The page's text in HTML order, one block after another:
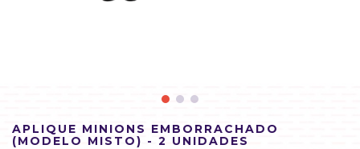
APLIQUE MINIONS EMBORRACHADO
(MODELO MISTO) - 2 UNIDADES